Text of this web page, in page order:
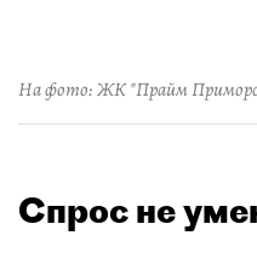
На фото: ЖК "Прайм
Спрос не